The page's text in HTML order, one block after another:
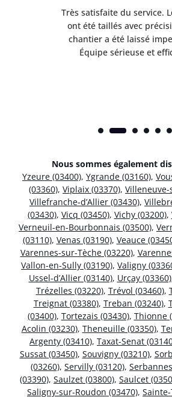
Très satisfaite du service.
ont été taillés avec
chantier a été laissé
Équipe sérieuse et
Nous sommes également
Yzeure (03400), Ygrande (03160),
(03360), Viplaix (03370),
Villefranche-d’Allier (03430),
(03430), Vicq (03450), Vichy (03200),
Verneuil-en-Bourbonnais (03500),
(03110), Venas (03190), Veauce
Varennes-sur-Tèche (03220),
Vallon-en-Sully (03190), Valigny
Ussel-d’Allier (03140), Urçay (03360)
Trézelles (03220), Trévol (03460),
Treignat (03380), Treban (03240),
(03400), Tortezais (03430), Thionne
Acolin (03230), Theneuille (03350),
Argenty (03410), Taxat-Senat
Sussat (03450), Souvigny (03210),
(03260), Servilly (03120),
(03390), Saulzet (03800), Saulcet
Saligny-sur-Roudon (03470),